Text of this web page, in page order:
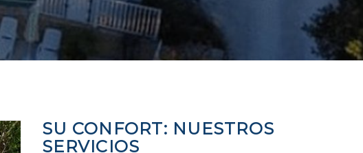
SU CONFORT: NUESTROS
SERVICIOS